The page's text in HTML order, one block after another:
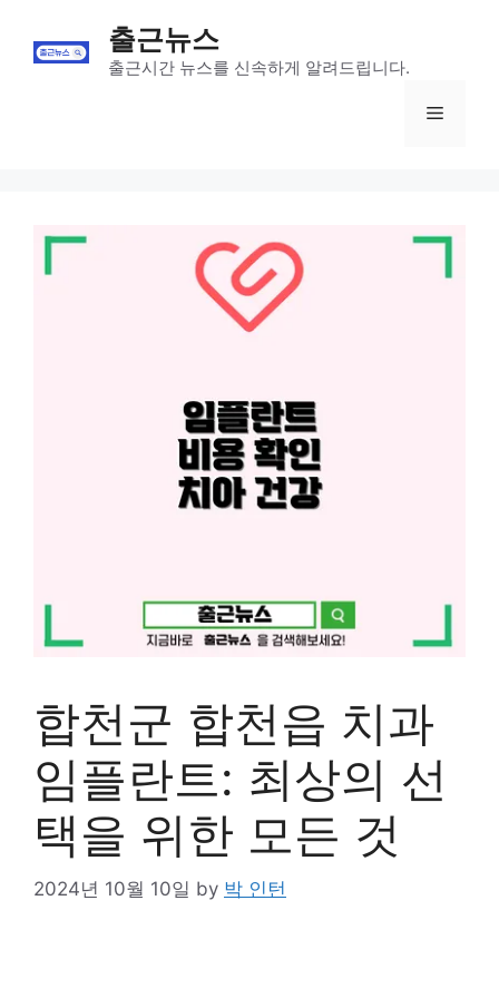
content
출근뉴스
출근시간 뉴스를 신속하게 알려드립니다.
Menu
합천군 합천읍 치과
임플란트: 최상의 선
택을 위한 모든 것
2024년 10월 10일 by 박 인턴